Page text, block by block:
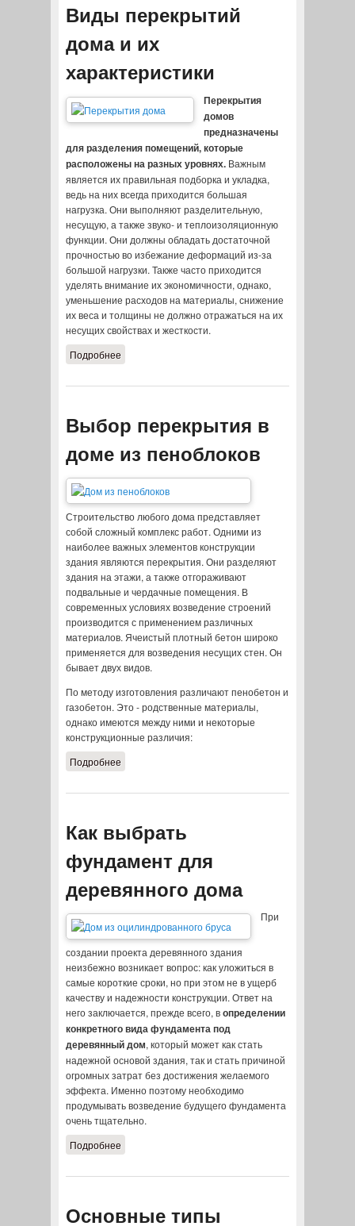
Виды перекрытий
дома и их
характеристики
Перекрытия
домов
предназначены
для разделения помещений, которые
расположены на разных уровнях.Важным
является их правильная подборка и укладка,
ведь на них всегда приходится большая
нагрузка. Они выполняют разделительную,
несущую, а также звуко- и теплоизоляционную
функции. Они должны обладать достаточной
прочностью во избежание деформаций из-за
большой нагрузки. Также часто приходится
уделять внимание их экономичности, однако,
уменьшение расходов на материалы, снижение
их веса и толщины не должно отражаться на их
несущих свойствах и жесткости.
Подробнее
Выбор перекрытия в
доме из пеноблоков
Строительство любого дома представляет
собой сложный комплекс работ. Одними из
наиболее важных элементов конструкции
здания являются перекрытия. Они разделяют
здания на этажи, а также отгораживают
подвальные и чердачные помещения. В
современных условиях возведение строений
производится с применением различных
материалов. Ячеистый плотный бетон широко
применяется для возведения несущих стен. Он
бывает двух видов.
По методу изготовления различают пенобетон и
газобетон. Это - родственные материалы,
однако имеются между ними и некоторые
конструкционные различия:
Подробнее
Как выбрать
фундамент для
деревянного дома
При
создании проекта деревянного здания
неизбежно возникает вопрос: как уложиться в
самые короткие сроки, но при этом не в ущерб
качеству и надежности конструкции. Ответ на
него заключается, прежде всего, вопределении
конкретного вида фундамента под
деревянный дом, который может как стать
надежной основой здания, так и стать причиной
огромных затрат без достижения желаемого
эффекта. Именно поэтому необходимо
продумывать возведение будущего фундамента
очень тщательно.
Подробнее
Основные типы